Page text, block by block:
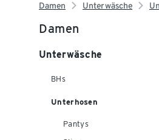
Damen Unterwäsche
Damen
Unterwäsche
BHs
Unterhosen
Pantys